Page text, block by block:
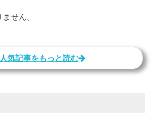
せん。
人気記事をもっと読む